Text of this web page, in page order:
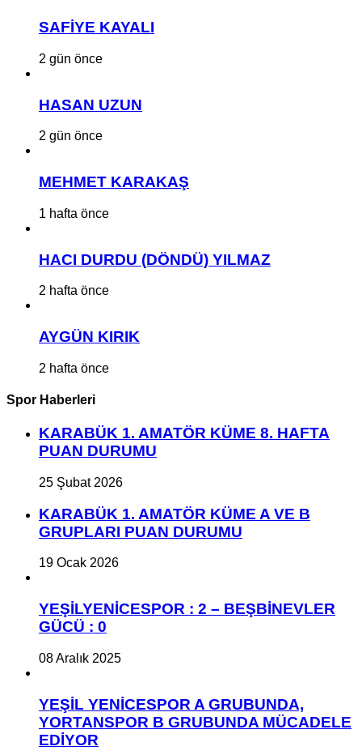
SAFİYE KAYALI
2 gün önce
HASAN UZUN
2 gün önce
MEHMET KARAKAŞ
1 hafta önce
HACI DURDU (DÖNDÜ) YILMAZ
2 hafta önce
AYGÜN KIRIK
2 hafta önce
Spor Haberleri
KARABÜK 1. AMATÖR KÜME 8. HAFTA
PUAN DURUMU
25 Şubat 2026
KARABÜK 1. AMATÖR KÜME A VE B
GRUPLARI PUAN DURUMU
19 Ocak 2026
YEŞİLYENİCESPOR : 2 – BEŞBİNEVLER
GÜCÜ : 0
08 Aralık 2025
YEŞİL YENİCESPOR A GRUBUNDA,
YORTANSPOR B GRUBUNDA MÜCADELE
EDİYOR